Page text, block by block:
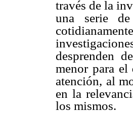
través de la
una serie
desprenden
menor para
atención, al
en la
los mismos.